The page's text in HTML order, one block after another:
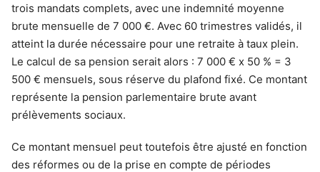
trois mandats complets, avec une indemnité moyenne
brute mensuelle de 7 000 €. Avec 60 trimestres validés, il
atteint la durée nécessaire pour une retraite à taux plein.
Le calcul de sa pension serait alors : 7 000 € x 50 % = 3
500 € mensuels, sous réserve du plafond fixé. Ce montant
représente la pension parlementaire brute avant
prélèvements sociaux.
Ce montant mensuel peut toutefois être ajusté en fonction
des réformes ou de la prise en compte de périodes